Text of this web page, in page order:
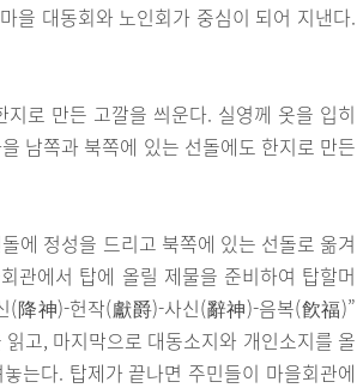
을 대동회와 노인회가 중심이 되어 지낸다.
로 만든 고깔을 씌운다. 실영께 옷을 입히
남쪽과 북쪽에 있는 선돌에도 한지로 만든
에 정성을 드리고 북쪽에 있는 선돌로 옮겨
관에서 탑에 올릴 제물을 준비하여 탑할머
(降神)-헌작(獻爵)-사신(辭神)-음복(飮福)”
고, 마지막으로 대동소지와 개인소지를 올
는다. 탑제가 끝나면 주민들이 마을회관에